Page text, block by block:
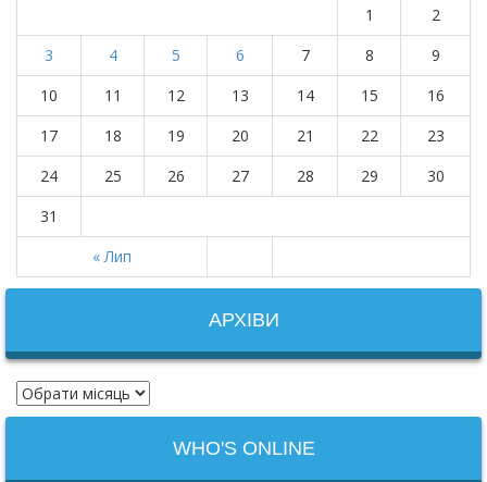
« Лип
1
2
3
4 5 6 7 8
9
10
11 12 13 14 15
16
17
18 19 20 21 22
23
24
25 26 27 28 29
30
31
АРХІВИ
WHO'S ONLINE